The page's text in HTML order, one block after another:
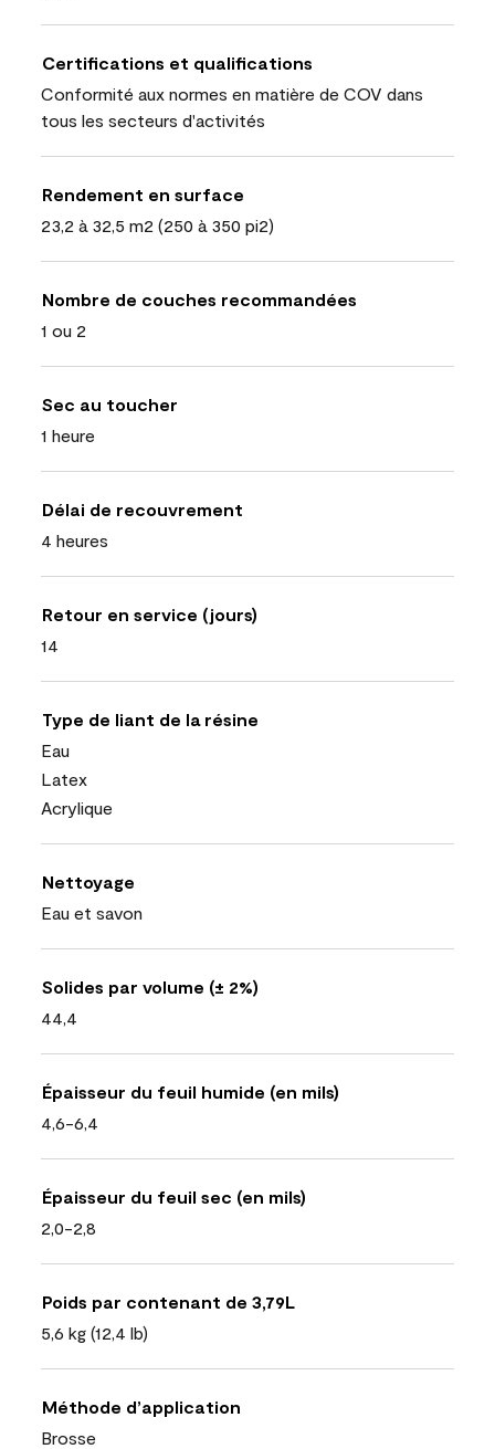
Certifications et qualifications
Conformité aux normes en matière de COV dans
tous les secteurs d'activités
Rendement en surface
23,2 à 32,5 m2 (250 à 350 pi2)
Nombre de couches recommandées
1 ou 2
Sec au toucher
1 heure
Délai de recouvrement
4 heures
Retour en service (jours)
14
Type de liant de la résine
Eau
Latex
Acrylique
Nettoyage
Eau et savon
Solides par volume (± 2%)
44,4
Épaisseur du feuil humide (en mils)
4,6-6,4
Épaisseur du feuil sec (en mils)
2,0-2,8
Poids par contenant de 3,79L
5,6 kg (12,4 lb)
Méthode d’application
Brosse